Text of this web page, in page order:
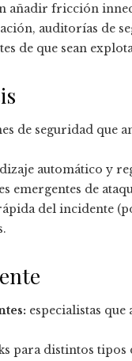
añadir fricción
auditorías de
de que sean
de seguridad que
automático y
emergentes de
del incidente
especialistas
para distintos tipos